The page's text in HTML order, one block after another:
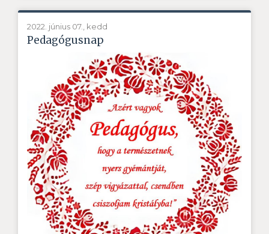
2022. június 07., kedd
Pedagógusnap